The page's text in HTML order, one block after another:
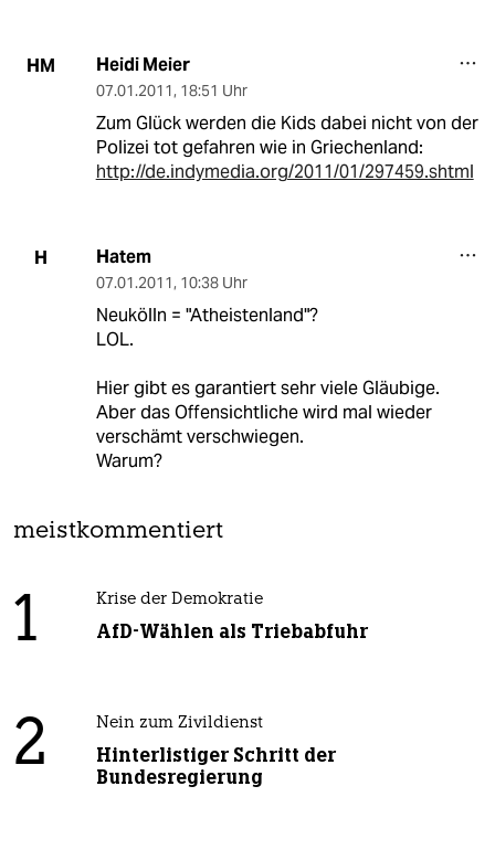
HM Heidi Meier
07.01.2011, 18:51 Uhr
Zum Glück werden die Kids dabei nicht von der
Polizei tot gefahren wie in Griechenland:
http://de.indymedia.org/2011/01/297459.shtml
H Hatem
07.01.2011, 10:38 Uhr
Neukölln = "Atheistenland"?
LOL.
Hier gibt es garantiert sehr viele Gläubige.
Aber das Offensichtliche wird mal wieder
verschämt verschwiegen.
Warum?
meistkommentiert
1 Krise der Demokratie
AfD-Wählen als Triebabfuhr
2 Nein zum Zivildienst
Hinterlistiger Schritt der
Bundesregierung